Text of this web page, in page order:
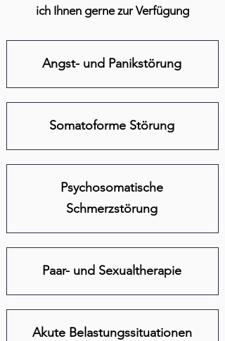
ich Ihnen gerne zur Verfügung
Angst- und Panikstörung
Somatoforme Störung
Psychosomatische
Schmerzstörung
Paar- und Sexualtherapie
Akute Belastungssituationen